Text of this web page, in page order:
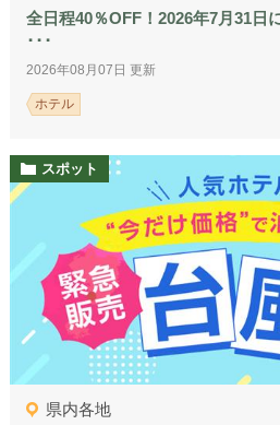
全日程40％OFF！2026年7月31日
･･･
2026年08月07日 更新
ホテル
スポット
県内各地